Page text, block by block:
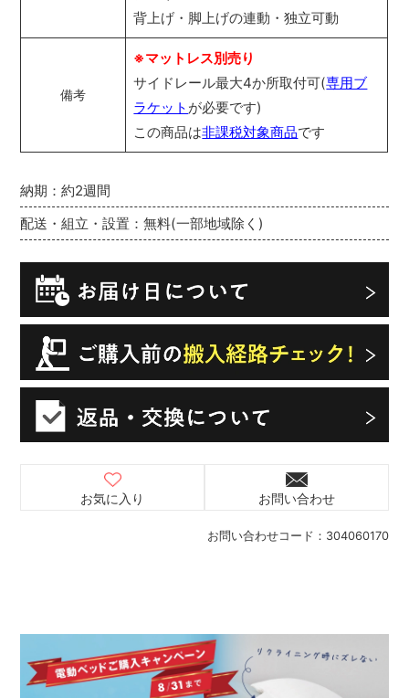
お問い合わせコード： 304060170
納期：約2週間
配送・組立・設置：無料(一部地域除く)
お気に入り お問い合わせ
背上げ・脚上げの連動・独立可動
備考
※マットレス別売り
サイドレール最大4か所取付可(専用ブ
ラケット が必要です)
この商品は非課税対象商品です